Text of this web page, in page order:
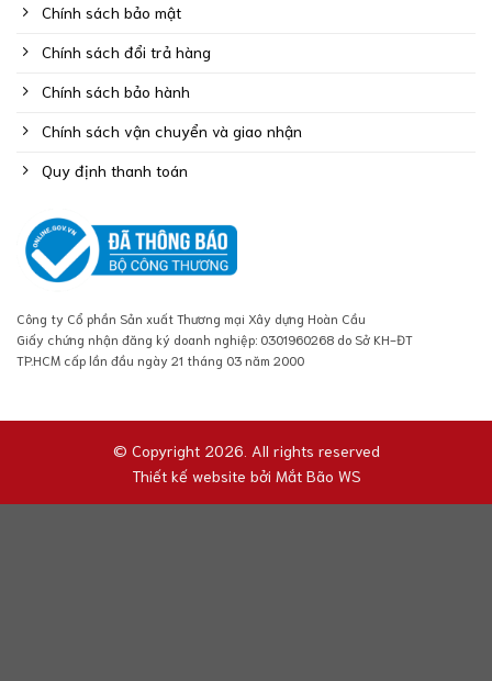
Chính sách bảo mật
Chính sách đổi trả hàng
Chính sách bảo hành
Chính sách vận chuyển và giao nhận
Quy định thanh toán
Công ty Cổ phần Sản xuất Thương mại Xây dựng Hoàn Cầu
Giấy chứng nhận đăng ký doanh nghiệp: 0301960268 do Sở KH-ĐT
TP.HCM cấp lần đầu ngày 21 tháng 03 năm 2000
© Copyright 2026. All rights reserved
Thiết kế website bởi Mắt Bão WS